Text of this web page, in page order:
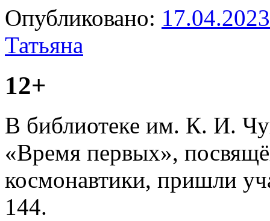
Опубликовано: 17.04.2023
Татьяна
12+
В библиотеке им. К. И.
«Время первых»,
космонавтики, пришли
144.